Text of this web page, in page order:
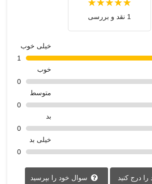
1 نقد و بررسی
خیلی خوب
1
خوب
0
متوسط
0
بد
0
خیلی بد
0
سوال خود را بپرسید